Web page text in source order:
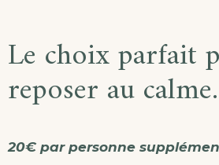
Le choix parfait
reposer au calme.
20€ par personne